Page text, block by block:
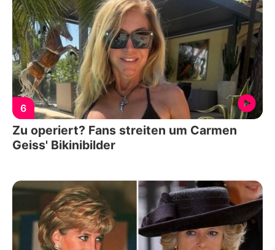
6
Zu operiert? Fans streiten um Carmen
Geiss' Bikinibilder